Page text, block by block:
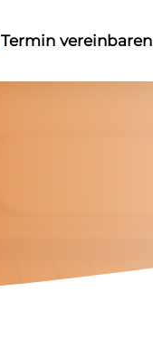
Termin vereinbaren